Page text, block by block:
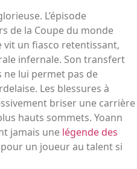
L’épisode
de la Coupe du monde
vit un fiasco retentissant,
infernale. Son transfert
ne lui permet pas de
Les blessures à
briser une carrière
hauts sommets. Yoann
jamais une légende des
un joueur au talent si